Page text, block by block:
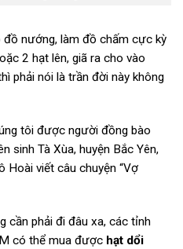
nướng, làm đồ chấm cực kỳ
2 hạt lên, giã ra cho vào
phải nói là trần đời này không
tôi được người đồng bào
sinh Tà Xùa, huyện Bắc Yên,
Hoài viết câu chuyện “Vợ
cần phải đi đâu xa, các tỉnh
có thể mua được hạt dổi